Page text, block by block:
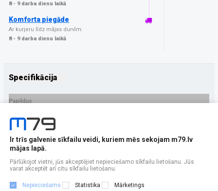
8 - 9 darba dienu laikā
Komforta piegāde
Ar kurjeru līdz mājas durvīm:
8 - 9 darba dienu laikā
Specifikācija
Papildus
Ražotājs
PRECES APRAKSTS
EAN - 5903108668095
Ir trīs galvenie sīkfailu veidi, kuriem mēs sekojam m79.lv
mājas lapā.
Pārlūkojot vietni, jūs akceptējiet nepieciešamo sīkfailu lietošanu. Jūs
varat akceptēt arī citu sīkfailu lietošanu.
Nepieciešams Statistika Mārketings